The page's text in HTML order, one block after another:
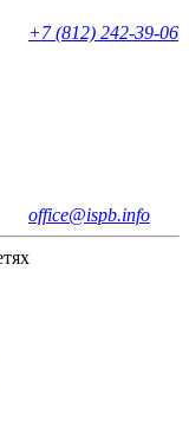
+7 (812) 242-39-06
office@ispb.info